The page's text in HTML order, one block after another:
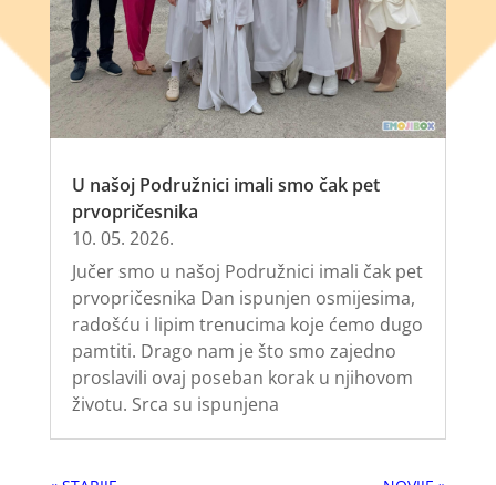
U našoj Podružnici imali smo čak pet
prvopričesnika
10. 05. 2026.
Jučer smo u našoj Podružnici imali čak pet
prvopričesnika Dan ispunjen osmijesima,
radošću i lipim trenucima koje ćemo dugo
pamtiti. Drago nam je što smo zajedno
proslavili ovaj poseban korak u njihovom
životu. Srca su ispunjena